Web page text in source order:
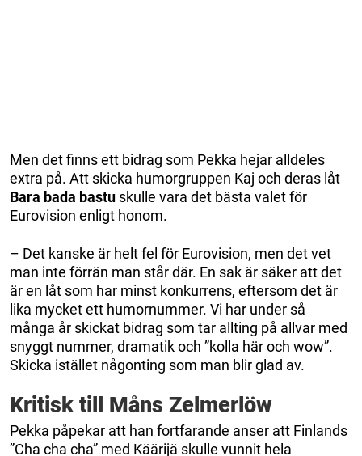
Men det finns ett bidrag som Pekka hejar alldeles
extra på. Att skicka humorgruppen Kaj och deras låt
Bara bada bastu skulle vara det bästa valet för
Eurovision enligt honom.
– Det kanske är helt fel för Eurovision, men det vet
man inte förrän man står där. En sak är säker att det
är en låt som har minst konkurrens, eftersom det är
lika mycket ett humornummer. Vi har under så
många år skickat bidrag som tar allting på allvar med
snyggt nummer, dramatik och ”kolla här och wow”.
Skicka istället någonting som man blir glad av.
Kritisk till Måns Zelmerlöw
Pekka påpekar att han fortfarande anser att Finlands
”Cha cha cha” med Käärijä skulle vunnit hela